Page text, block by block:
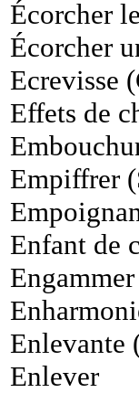
Écorcher
Écorcher
Ecrevisse
Effets de
Empiffrer
Enfant de
Engammer
Enlevante
Enlever